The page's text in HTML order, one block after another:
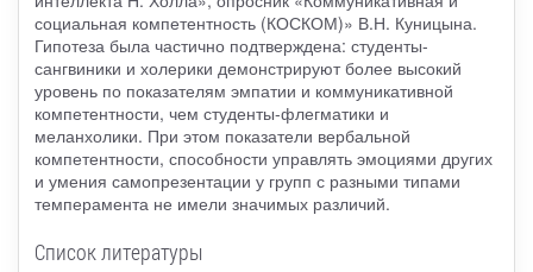
социальная компетентность (КОСКОМ)» В.Н. Куницына.
Гипотеза была частично подтверждена: студенты-
сангвиники и холерики демонстрируют более высокий
уровень по показателям эмпатии и коммуникативной
компетентности, чем студенты-флегматики и
меланхолики. При этом показатели вербальной
компетентности, способности управлять эмоциями других
и умения самопрезентации у групп с разными типами
темперамента не имели значимых различий.
Список литературы